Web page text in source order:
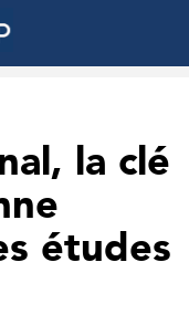
la clé
études